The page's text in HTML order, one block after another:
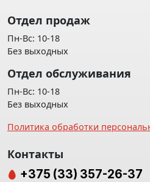
Отдел продаж
Пн-Вс: 10-18
Без выходных
Отдел обслуживания
Пн-Вс: 10-18
Без выходных
Политика обработки
Контакты
+375 (33) 357-26-37